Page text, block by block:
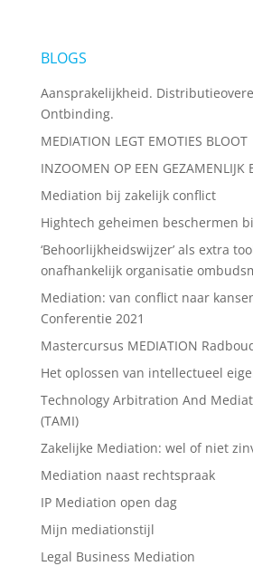
BLOGS
Aansprakelijkheid.
Ontbinding.
MEDIATION LEGT EMOTIES BLOOT
INZOOMEN OP EEN GEZAMENLIJK
Mediation bij zakelijk conflict
Hightech geheimen beschermen
‘Behoorlijkheidswijzer’ als extra
onafhankelijk organisatie
Mediation: van conflict naar
Conferentie 2021
Mastercursus MEDIATION
Het oplossen van intellectueel
Technology Arbitration And
(TAMI)
Zakelijke Mediation: wel of niet
Mediation naast rechtspraak
IP Mediation open dag
Mijn mediationstijl
Legal Business Mediation